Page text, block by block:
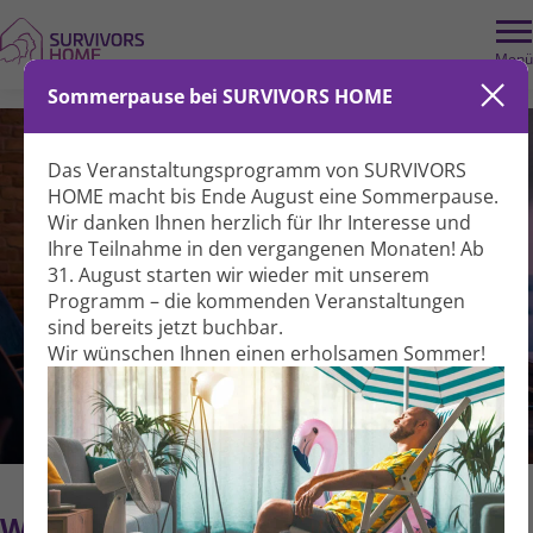
Menü
Sommerpause bei SURVIVORS HOME
Das Veranstaltungs­programm von SURVIVORS
HOME macht bis Ende August eine Sommer­pause.
Wir danken Ihnen herzlich für Ihr Interesse und
Ihre Teil­nahme in den vergangenen Monaten! Ab
31. August starten wir wieder mit unserem
Programm – die kommenden Veranstal­tungen
sind bereits jetzt buchbar.
Wir wünschen Ihnen einen erholsamen Sommer!